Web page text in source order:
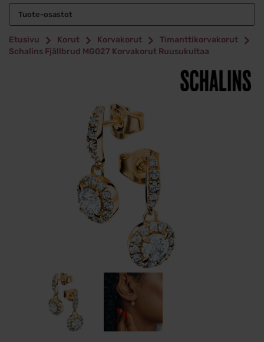
Tuote-osastot
Etusivu Korut Korvakorut
Timanttikorvakorut
Schalins Fjällbrud MG027 Korvakorut Ruusukultaa